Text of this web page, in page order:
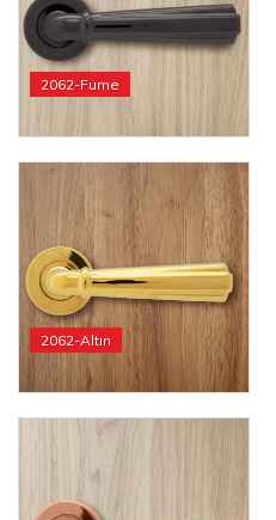
2062-Fume
2062-Altın